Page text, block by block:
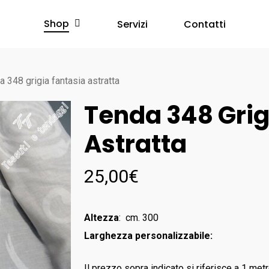
Shop Servizi Contatti
348 grigia fantasia astratta
Tenda 348
Astratta
25,00€
Altezza: cm. 300
Larghezza personalizzabile: